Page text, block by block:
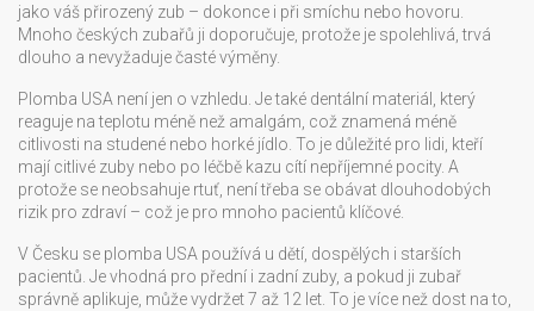
jako váš přirozený zub – dokonce i při smíchu nebo hovoru.
Mnoho českých zubařů ji doporučuje, protože je spolehlivá, trvá
dlouho a nevyžaduje časté výměny.
Plomba USA není jen o vzhledu. Je také dentální materiál
který
reaguje na teplotu méně než amalgám, což znamená méně
citlivosti na studené nebo horké jídlo . To je důležité pro lidi, kteří
mají citlivé zuby nebo po léčbě kazu cítí nepříjemné pocity. A
protože se neobsahuje rtuť, není třeba se obávat dlouhodobých
rizik pro zdraví – což je pro mnoho pacientů klíčové.
V Česku se plomba USA používá u dětí, dospělých i starších
pacientů. Je vhodná pro přední i zadní zuby, a pokud ji zubař
správně aplikuje, může vydržet 7 až 12 let. To je více než dost na to,